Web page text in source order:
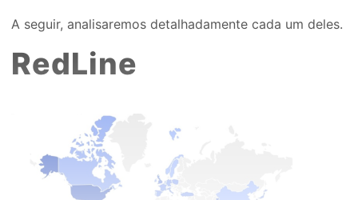
A seguir, analisaremos detalhadamente cada um deles.
RedLine